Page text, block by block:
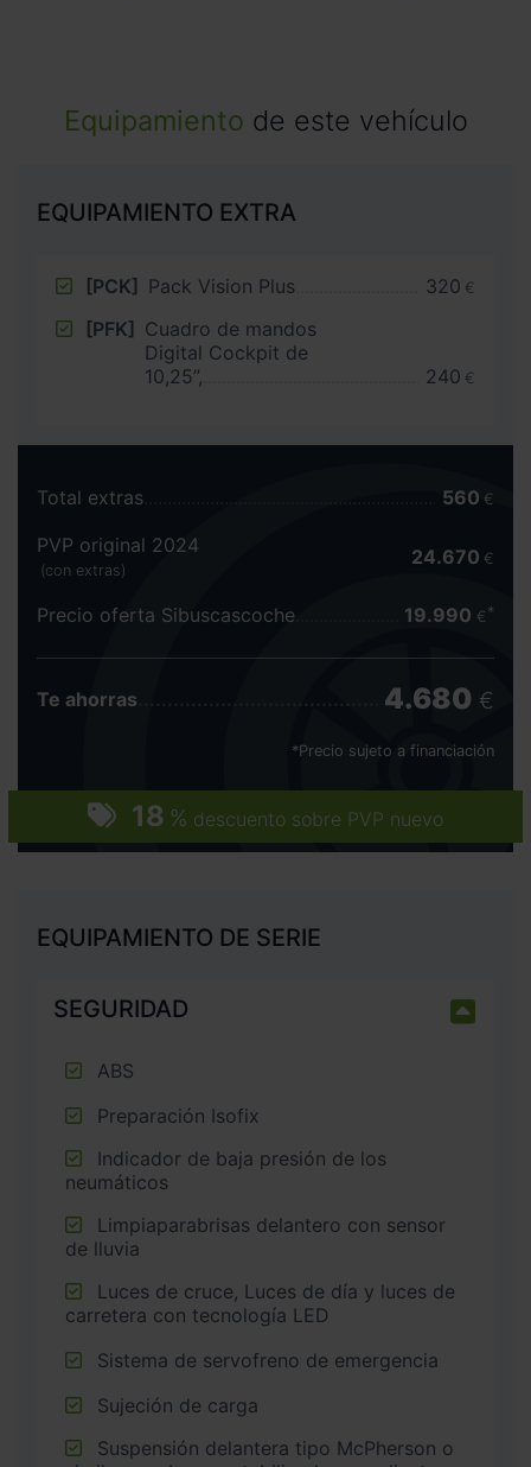
Equipamiento de este vehículo
EQUIPAMIENTO EXTRA
[PCK] Pack Vision Plus 320 €
[PFK] Cuadro de mandos
Digital Cockpit de
10,25”,
240 €
18 % descuento sobre PVP nuevo
Total extras 560 €
PVP original 2024
(con extras)
24.670 €
Precio oferta Sibuscascoche 19.990 €
Te ahorras 4.680 €
*Precio sujeto a financiación
EQUIPAMIENTO DE SERIE
SEGURIDAD
ABS
Preparación Isofix
neumáticos
de lluvia
carretera con tecnología LED
Sistema de servofreno de emergencia
Sujeción de carga